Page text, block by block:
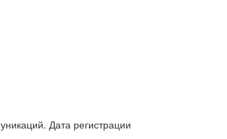
Дата регистрации